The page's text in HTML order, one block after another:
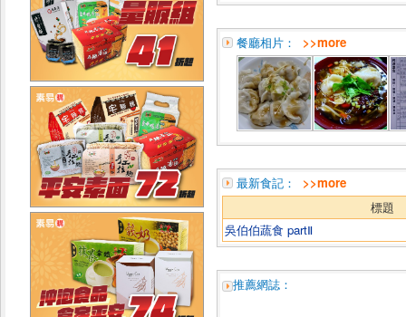
餐廳相片： >>more
最新食記： >>more
標題
吳伯伯蔬食 partⅡ
推薦網誌：